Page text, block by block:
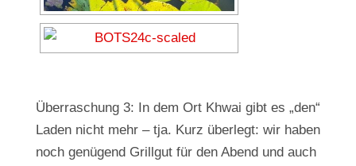
Überraschung 3: In dem Ort Khwai gibt es „den“
Laden nicht mehr – tja. Kurz überlegt: wir haben
noch genügend Grillgut für den Abend und auch